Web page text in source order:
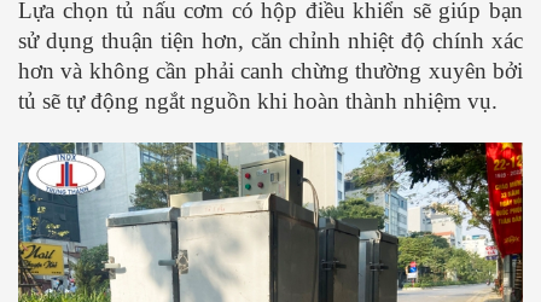
Lựa chọn tủ nấu cơm có hộp điều khiển sẽ giúp bạn
sử dụng thuận tiện hơn, căn chỉnh nhiệt độ chính xác
hơn và không cần phải canh chừng thường xuyên bởi
tủ sẽ tự động ngắt nguồn khi hoàn thành nhiệm vụ.